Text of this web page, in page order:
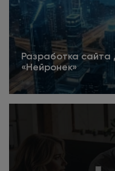
Разработка
«Нейронек»
Подробнее